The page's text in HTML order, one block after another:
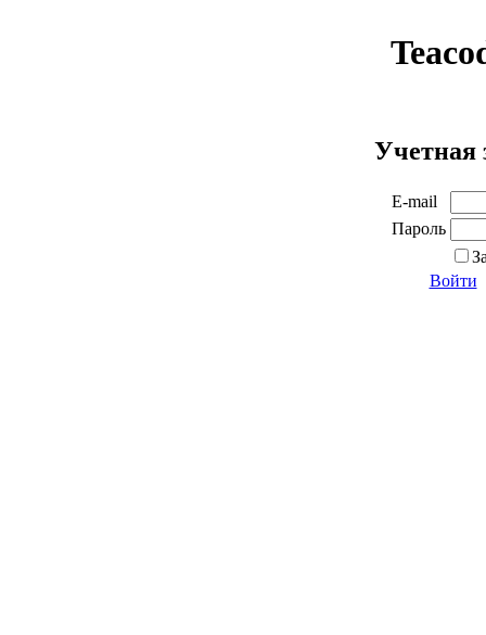
Учетная
E-mail
Пароль
Войти